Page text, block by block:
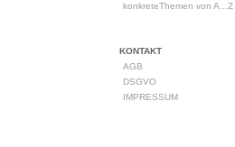
konkreteThemen von A...Z
KONTAKT
AGB
DSGVO
IMPRESSUM